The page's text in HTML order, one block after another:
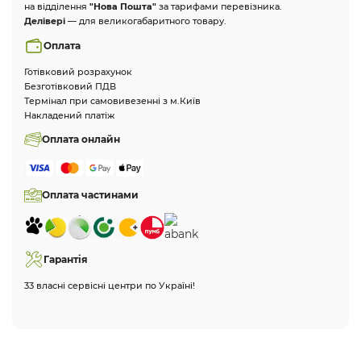
на відділення "Нова Пошта" за тарифами перевізника.
Делівері — для великогабаритного товару.
Оплата
Готівковий розрахунок
Безготівковий ПДВ
Термінал при самовивезенні з м.Київ
Накладений платіж
Оплата онлайн
Оплата частинами
Гарантія
33 власні сервісні центри по Україні!